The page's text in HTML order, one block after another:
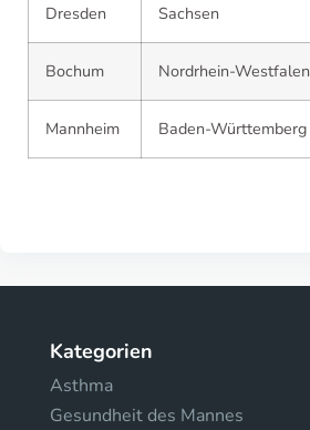
Dresden Sachsen
Bochum Nordrhein-Westfalen
Mannheim Baden-Württemberg
Kategorien
Asthma
Gesundheit des Mannes